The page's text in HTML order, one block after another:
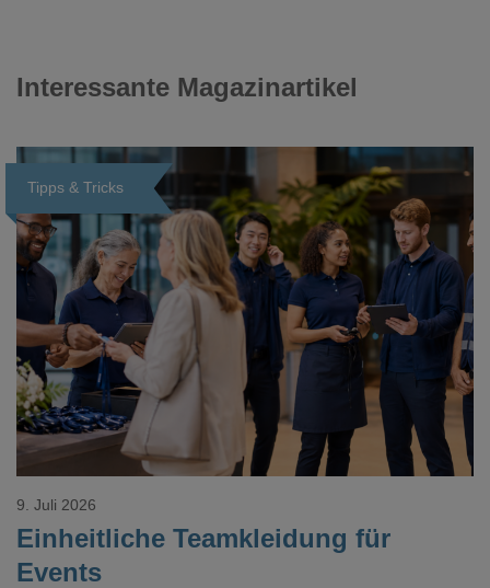
Interessante Magazinartikel
Tipps & Tricks
Loading...
Einheitliche Teamkleidung für
Events
9. Juli 2026